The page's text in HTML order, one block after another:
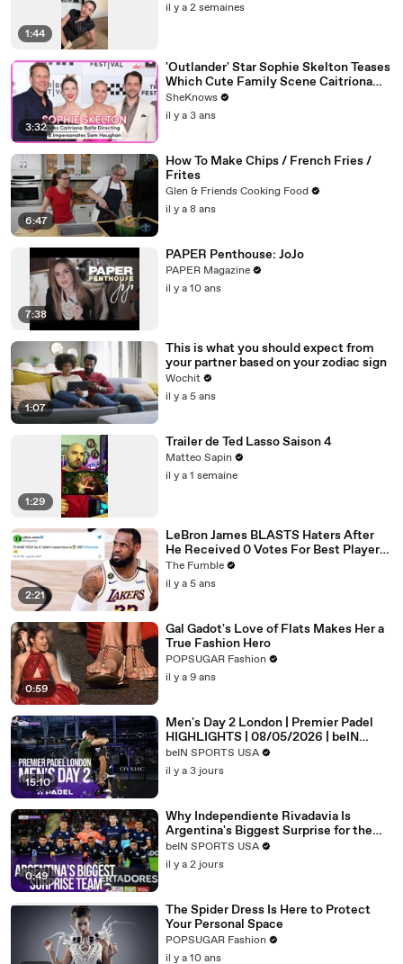
1:44
il y a 2 semaines
3:32
'Outlander' Star Sophie Skelton Teases
Which Cute Family Scene Caitríona
Balfe Directed & Gives the Ultimate
Sam Heughan Impersonation
SheKnows
il y a 3 ans
6:47
How To Make Chips / French Fries /
Frites
Glen & Friends Cooking Food
il y a 8 ans
7:38
PAPER Penthouse: JoJo
PAPER Magazine
il y a 10 ans
1:07
This is what you should expect from
your partner based on your zodiac sign
Wochit
il y a 5 ans
1:29
Trailer de Ted Lasso Saison 4
Matteo Sapin
il y a 1 semaine
2:21
LeBron James BLASTS Haters After
He Received 0 Votes For Best Player
In The League By NBA Scouts
The Fumble
il y a 5 ans
0:59
Gal Gadot's Love of Flats Makes Her a
True Fashion Hero
POPSUGAR Fashion
il y a 9 ans
15:10
Men's Day 2 London | Premier Padel
HIGHLIGHTS | 08/05/2026 | beIN
SPORTS USA
beIN SPORTS USA
il y a 3 jours
0:49
Why Independiente Rivadavia Is
Argentina's Biggest Surprise for the
Copa Libertadores? | beIN SPORTS
beIN SPORTS USA
il y a 2 jours
The Spider Dress Is Here to Protect
Your Personal Space
POPSUGAR Fashion
il y a 10 ans